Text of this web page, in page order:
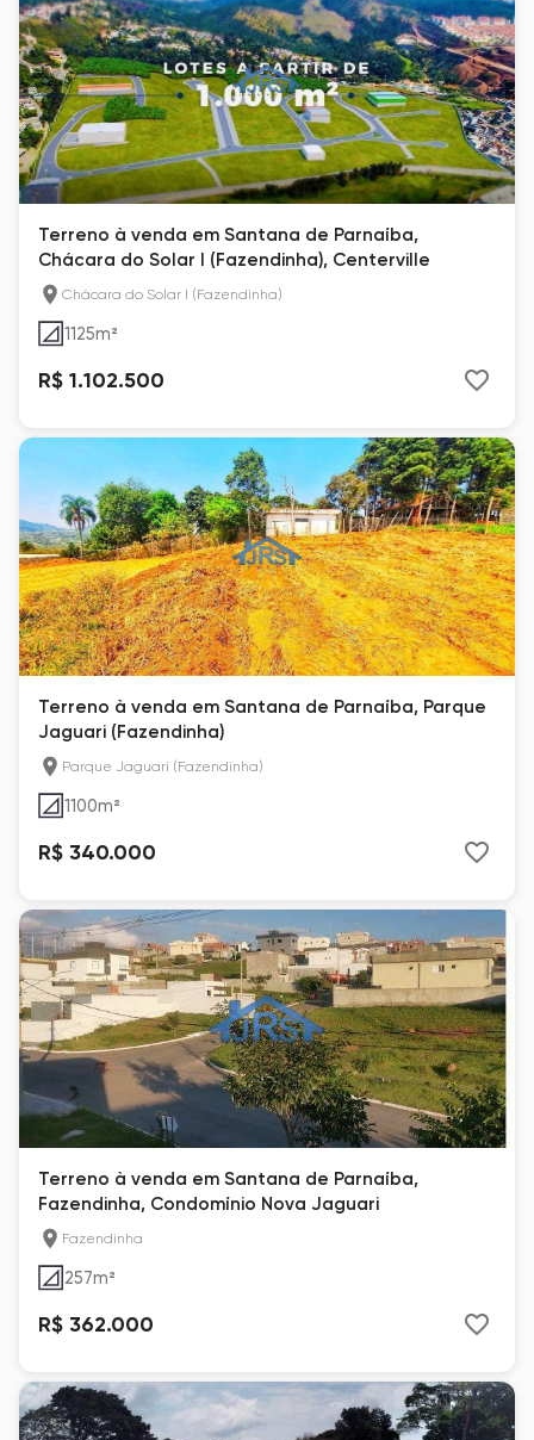
Terreno à venda em Santana de Parnaíba,
Chácara do Solar I (Fazendinha), Centerville
Chácara do Solar I (Fazendinha)
1125m²
R$ 1.102.500
Terreno à venda em Santana de Parnaíba, Parque
Jaguari (Fazendinha)
Parque Jaguari (Fazendinha)
1100m²
R$ 340.000
Terreno à venda em Santana de Parnaíba,
Fazendinha, Condomínio Nova Jaguari
Fazendinha
257m²
R$ 362.000